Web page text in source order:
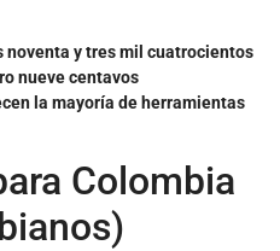
y tres mil cuatrocientos
nueve centavos
la mayoría de herramientas
Colombia